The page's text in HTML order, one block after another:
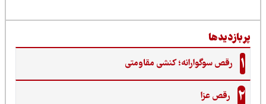
رقص سوگوارانه؛ کنشی مقاومتی
رقص عزا